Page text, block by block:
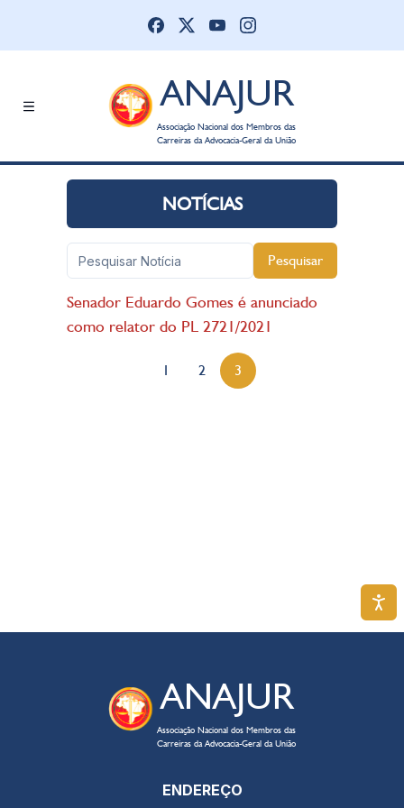
ANAJUR
Associação Nacional dos Membros das
Carreiras da Advocacia-Geral da União
NOTÍCIAS
Pesquisar
Senador Eduardo Gomes é anunciado
como relator do PL 2721/2021
1 2 3
ANAJUR
Associação Nacional dos Membros das
Carreiras da Advocacia-Geral da União
ENDEREÇO